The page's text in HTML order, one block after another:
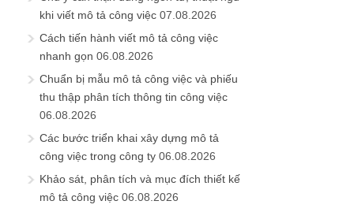
khi viết mô tả công việc 07.08.2026
Cách tiến hành viết mô tả công việc
nhanh gọn 06.08.2026
Chuẩn bị mẫu mô tả công việc và phiếu
thu thập phân tích thông tin công việc
06.08.2026
Các bước triển khai xây dựng mô tả
công việc trong công ty 06.08.2026
Khảo sát, phân tích và mục đích thiết kế
mô tả công việc 06.08.2026